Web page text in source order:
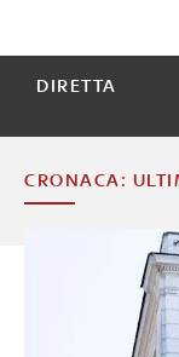
DIRETTA
CRONACA: